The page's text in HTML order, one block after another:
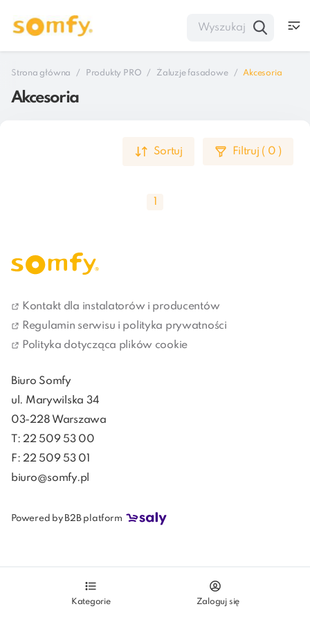
Kategorie Zaloguj się
Strona główna Produkty PRO Żaluzje fasadowe Akcesoria
Akcesoria
Sortuj Filtruj ( 0 )
pierwszy krok w stronę uczynienia życia w domu
przyjemniejszym i wygodniejszym. Jeśli podłączysz je
do inteligentnego systemu zarządzania domem,
będziesz chronić swoją prywatność i zapewnisz sobie
Kontakt dla instalatorów i producentów
Regulamin serwisu i polityka prywatności
Polityka dotycząca plików cookie
Biuro Somfy
ul. Marywilska 34
03-228 Warszawa
T: 22 509 53 00
F: 22 509 53 01
biuro@somfy.pl
Powered by B2B platform